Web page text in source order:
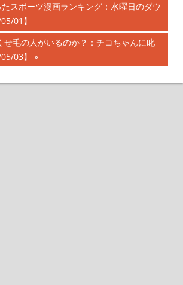
スポーツ漫画ランキング：水曜日のダウ
01】
せ毛の人がいるのか？：チコちゃんに叱
03】